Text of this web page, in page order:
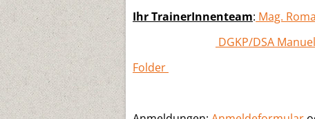
Ihr TrainerInnenteam: Mag.
DGKP/DSA
Folder